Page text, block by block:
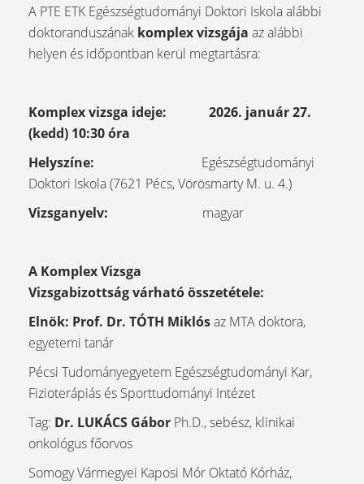
A PTE ETK Egészségtudományi Doktori Iskola alábbi
doktoranduszának komplex vizsgája az alábbi
helyen és időpontban kerül megtartásra:
Komplex vizsga ideje: 2026. január 27.
(kedd) 10:30 óra
Helyszíne: Egészségtudományi
Doktori Iskola (7621 Pécs, Vörösmarty M. u. 4.)
Vizsganyelv:
magyar
A Komplex Vizsga
Vizsgabizottság várható összetétele:
Elnök: Prof. Dr. TÓTH Miklósaz MTA doktora,
egyetemi tanár
Pécsi Tudományegyetem Egészségtudományi Kar,
Fizioterápiás és Sporttudományi Intézet
Tag: Dr. LUKÁCS Gábor Ph.D., sebész, klinikai
onkológus főorvos
Somogy Vármegyei Kaposi Mór Oktató Kórház,